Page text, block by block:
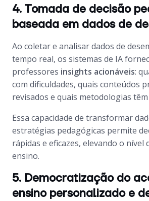
4. Tomada de decisão
baseada em dados de
Ao coletar e analisar dados de
tempo real, os sistemas de IA
professores insights acionáveis:
com dificuldades, quais conteúdos
revisados e quais metodologias
Essa capacidade de transformar
estratégias pedagógicas permite
rápidas e eficazes, elevando o nível
ensino.
5. Democratização do
ensino personalizado e